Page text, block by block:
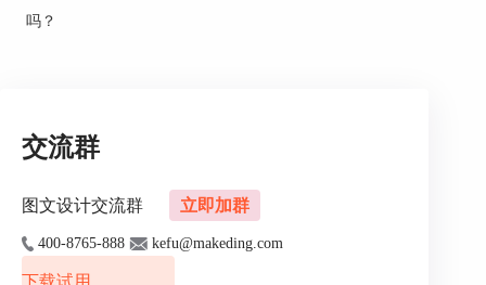
吗？
交流群
图文设计交流群 立即加群
400-8765-888 kefu@makeding.com
下载试用